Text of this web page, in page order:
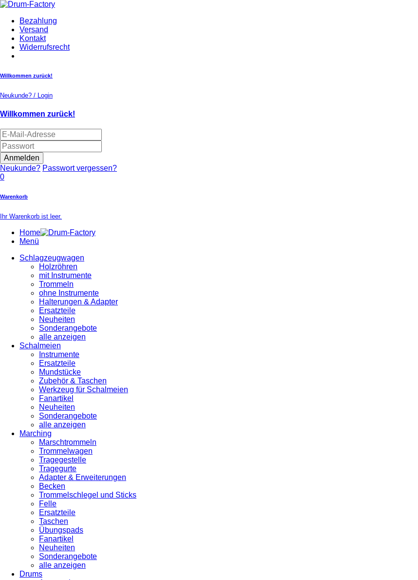
Bezahlung
Versand
Kontakt
Widerrufsrecht
Willkommen zurück!
Neukunde? / Login
Willkommen zurück!
Anmelden
Neukunde? Passwort vergessen?
0
Warenkorb
Ihr Warenkorb ist leer.
Home
Menü
Schlagzeugwagen
Holzröhren
mit Instrumente
Trommeln
ohne Instrumente
Halterungen & Adapter
Ersatzteile
Neuheiten
Sonderangebote
alle anzeigen
Schalmeien
Instrumente
Ersatzteile
Mundstücke
Zubehör & Taschen
Werkzeug für Schalmeien
Fanartikel
Neuheiten
Sonderangebote
alle anzeigen
Marching
Marschtrommeln
Trommelwagen
Tragegestelle
Tragegurte
Adapter & Erweiterungen
Becken
Trommelschlegel und Sticks
Felle
Ersatzteile
Taschen
Übungspads
Fanartikel
Neuheiten
Sonderangebote
alle anzeigen
Drums